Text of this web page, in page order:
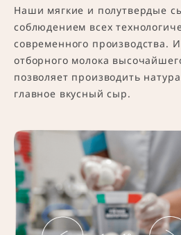
Наши мягкие и полутвердые
соблюдением всех
современного производства.
отборного молока
позволяет производить
главное вкусный сыр.